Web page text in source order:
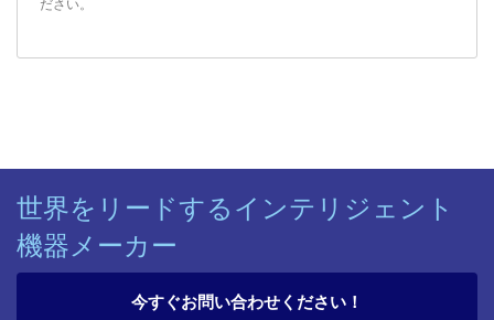
ださい。
世界をリードするインテリジェント
機器メーカー
今すぐお問い合わせください！